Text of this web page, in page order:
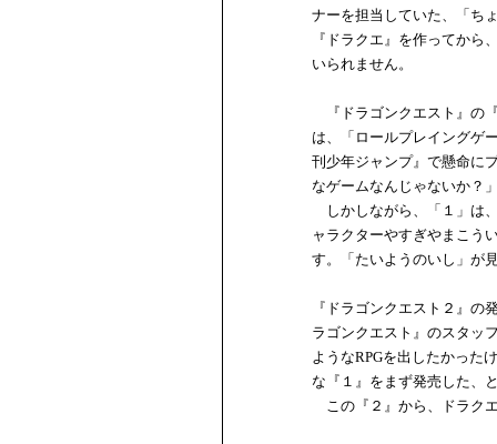
ナーを担当していた、「ち
『ドラクエ』を作ってか
いられません。
『ドラゴンクエスト』の
は、「ロールプレイングゲ
刊少年ジャンプ』で懸命に
なゲームなんじゃないか？
しかしながら、「１」は
ャラクターやすぎやまこう
す。「たいようのいし」が
『ドラゴンクエスト２』
ラゴンクエスト』のスタッ
ようなRPGを出したかった
な『１』をまず発売した、
この『２』から、ドラク